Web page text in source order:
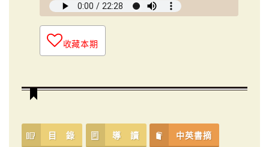
收藏本期
目 錄 導 讀 中英書摘